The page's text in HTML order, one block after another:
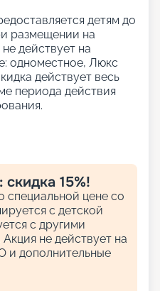
детям до
размещении на
действует на
одноместное, Люкс
действует весь
периода действия
15%!
специальной цене со
с детской
с другими
не действует на
и дополнительные